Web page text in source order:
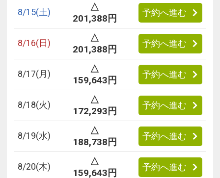
8/15(土)
△
201,388円
予約へ進む
8/16(日)
△
201,388円
予約へ進む
8/17(月)
△
159,643円
予約へ進む
8/18(火)
△
172,293円
予約へ進む
8/19(水)
△
188,738円
予約へ進む
8/20(木)
△
159,643円
予約へ進む